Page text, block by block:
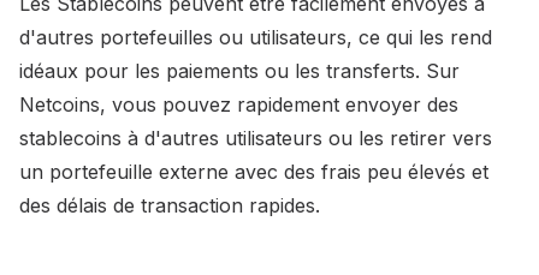
d'autres portefeuilles ou utilisateurs, ce qui les rend
idéaux pour les paiements ou les transferts. Sur
Netcoins, vous pouvez rapidement envoyer des
stablecoins à d'autres utilisateurs ou les retirer vers
un portefeuille externe avec des frais peu élevés et
des délais de transaction rapides.